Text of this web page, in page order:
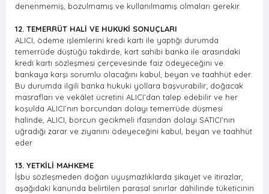
denenmemiş, bozulmamış ve kullanılmamış olmaları gerekir.
12. TEMERRÜT HALİ VE HUKUKİ SONUÇLARI
ALICI, ödeme işlemlerini kredi kartı ile yaptığı durumda
temerrüde düştüğü takdirde, kart sahibi banka ile arasındaki
kredi kartı sözleşmesi çerçevesinde faiz ödeyeceğini ve
bankaya karşı sorumlu olacağını kabul, beyan ve taahhüt eder.
Bu durumda ilgili banka hukuki yollara başvurabilir; doğacak
masrafları ve vekâlet ücretini ALICI’dan talep edebilir ve her
koşulda ALICI’nın borcundan dolayı temerrüde düşmesi
halinde, ALICI, borcun gecikmeli ifasından dolayı SATICI’nın
uğradığı zarar ve ziyanını ödeyeceğini kabul, beyan ve taahhüt
eder
13. YETKİLİ MAHKEME
İşbu sözleşmeden doğan uyuşmazlıklarda şikayet ve itirazlar,
aşağıdaki kanunda belirtilen parasal sınırlar dâhilinde tüketicinin